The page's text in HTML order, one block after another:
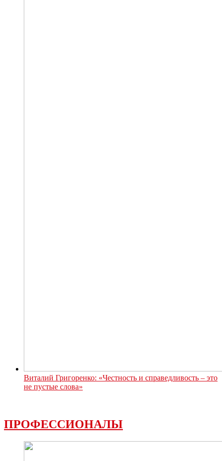
Виталий Григоренко: «Честность и справедливость – это
не пустые слова»
ПРОФЕССИОНАЛЫ